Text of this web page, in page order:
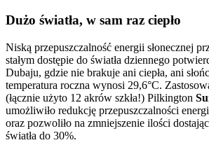
Dużo światła, w sam raz ciepło
Niską przepuszczalność energii słonecznej
stałym dostępie do światła dziennego
Dubaju, gdzie nie brakuje ani ciepła, ani
temperatura roczna wynosi 29,6°C.
(łącznie użyto 12 akrów szkła!) Pilkington
umożliwiło redukcję przepuszczalności
oraz pozwoliło na zmniejszenie ilości
światła do 30%.